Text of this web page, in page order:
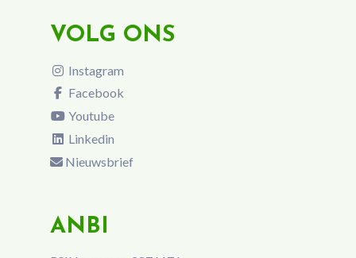
VOLG ONS
Instagram
Facebook
Youtube
Linkedin
Nieuwsbrief
ANBI